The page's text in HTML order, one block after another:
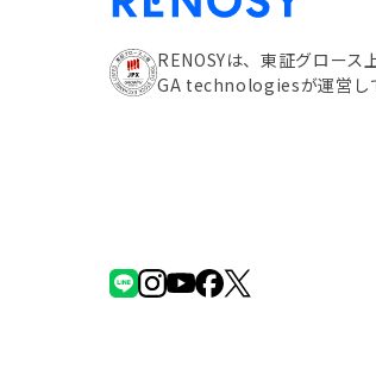
RENOSYは、東証グロース
GA technologiesが運営し